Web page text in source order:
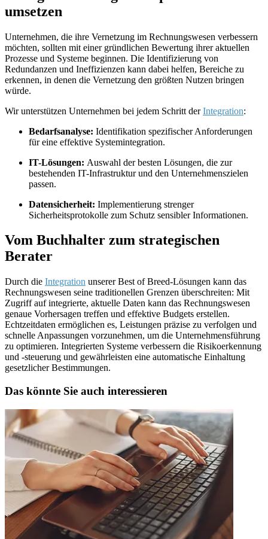
umsetzen
Unternehmen, die ihre Vernetzung im Rechnungswesen verbessern
möchten, sollten mit einer gründlichen Bewertung ihrer aktuellen
Prozesse und Systeme beginnen. Die Identifizierung von
Redundanzen und Ineffizienzen kann dabei helfen, Bereiche zu
erkennen, in denen die Vernetzung den größten Nutzen bringen
würde.
Wir unterstützen Unternehmen bei jedem Schritt derIntegration:
Bedarfsanalyse: Identifikation spezifischer Anforderungen
für eine effektive Systemintegration.
IT-Lösungen: Auswahl der besten Lösungen, die zur
bestehenden IT-Infrastruktur und den Unternehmenszielen
passen.
Datensicherheit: Implementierung strenger
Sicherheitsprotokolle zum Schutz sensibler Informationen.
Vom Buchhalter zum strategischen
Berater
Durch die Integration unserer Best of Breed-Lösungen kann das
Rechnungswesen seine traditionellen Grenzen überschreiten: Mit
Zugriff auf integrierte, aktuelle Daten kann das Rechnungswesen
genaue Vorhersagen treffen und effektive Budgets erstellen.
Echtzeitdaten ermöglichen es, Leistungen präzise zu verfolgen und
schnelle Anpassungen vorzunehmen, um die Unternehmensführung
zu optimieren. Integrierten Systeme verbessern die Risikoerkennung
und -steuerung und gewährleisten eine automatische Einhaltung
gesetzlicher Bestimmungen.
Das könnte Sie auch interessieren